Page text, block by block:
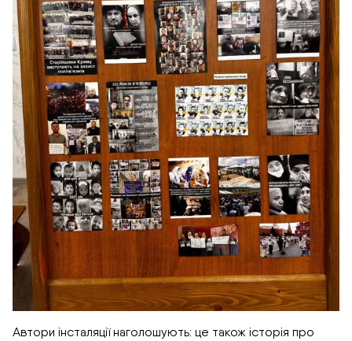
Автори інсталяції наголошують: це також історія про